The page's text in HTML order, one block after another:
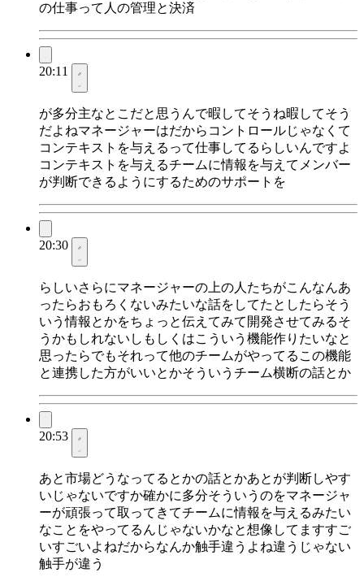
の仕事って人の管理と決済
20:11
が多分主なとこだと思うんで暇してそうね暇してそう
だよねマネージャーはだからコントロールじゃなくて
コンテキストを与えるって仕事してるらしいんですよ
コンテキストを与えるチームに情報を与えてメンバー
が判断できるようにするためのサポートを
20:30
らしいさらにマネージャーの上の人たちがこんなんあ
ったらおもろくないみたいな話をしてたとしたらそう
いう情報とかをちょっと伝えてみて開発させてみるそ
うかもしれないしもしくはこういう機能作りたいなと
思ったらでもそれって他のチームがやってるこの機能
と連携した方がいいとかそういうチーム横断の話とか
20:53
あと市場どうなってるとかの話とかあとが判断しやす
いじゃないですか確かに多分そういうのをマネージャ
ーが頑張って取ってきてチームに情報を与えるみたい
なことをやってるんじゃないかなと想像してますすご
いすごいよねだからなんか触手違うよね違うじゃない
触手が違う